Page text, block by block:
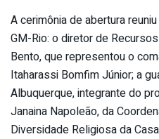
A cerimônia de abertura
GM-Rio: o diretor de
Bento, que representou o
Itaharassi Bomfim Júnior; a
Albuquerque, integrante do
Janaina Napoleão, da
Diversidade Religiosa da